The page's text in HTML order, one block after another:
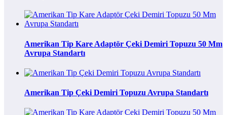
Amerikan Tip Kare Adaptör Çeki Demiri Topuzu 50 Mm
Avrupa Standartı
Amerikan Tip Çeki Demiri Topuzu Avrupa Standartı